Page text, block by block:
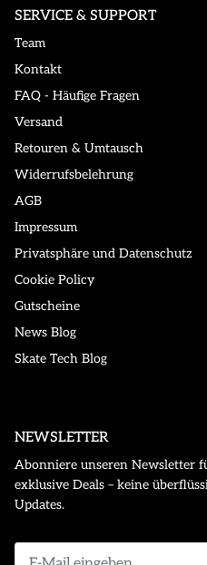
SERVICE & SUPPORT
Team
Kontakt
FAQ - Häufige Fragen
Versand
Retouren & Umtausch
Widerrufsbelehrung
AGB
Impressum
Privatsphäre und Datenschutz
Cookie Policy
Gutscheine
News Blog
Skate Tech Blog
NEWSLETTER
Abonniere unseren Newsletter
exklusive Deals – keine
Updates.